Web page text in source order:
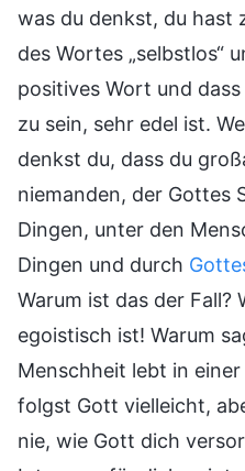
was du denkst, du hast
des Wortes „selbstlos“
positives Wort und
zu sein, sehr edel ist.
denkst du, dass du
niemanden, der Gottes
Dingen, unter den
Dingen und durch
Warum ist das der Fall?
egoistisch ist! Warum
Menschheit lebt in
folgst Gott vielleicht,
nie, wie Gott dich